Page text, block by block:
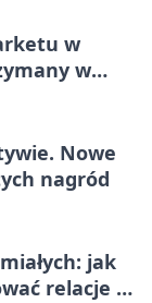
w
w
Nowe
nagród
jak
relacje z